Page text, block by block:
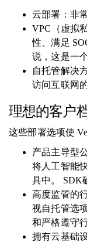
云部署：非
VPC（虚拟
性、满足
说，这是一
自托管解决
访问互联网
理想的客户
这些部署选项使
产品主导型
将人工智能
具中。 SDK
高度监管的
视自托管选
和严格遵守
拥有云基础